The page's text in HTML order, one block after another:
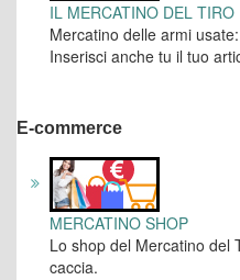
IL MERCATINO DEL TIRO
Mercatino delle armi
Inserisci anche tu il tuo
E-commerce
MERCATINO SHOP
Lo shop del Mercatino del
caccia.